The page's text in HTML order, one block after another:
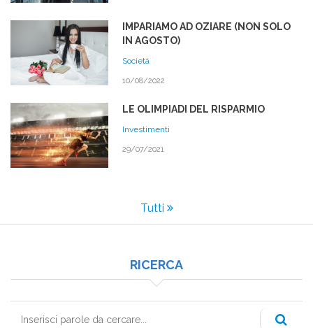
IMPARIAMO AD OZIARE (NON SOLO
IN AGOSTO)
Società
10/08/2022
LE OLIMPIADI DEL RISPARMIO
Investimenti
29/07/2021
Tutti
RICERCA